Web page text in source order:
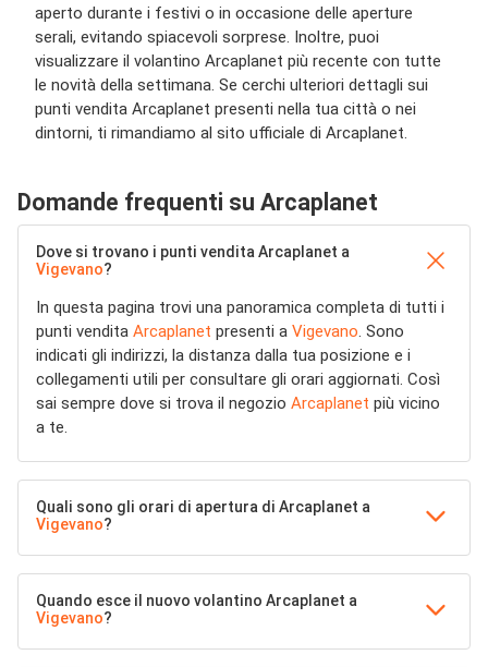
aperto durante i festivi o in occasione delle aperture
serali, evitando spiacevoli sorprese. Inoltre, puoi
visualizzare il volantino Arcaplanet più recente con tutte
le novità della settimana. Se cerchi ulteriori dettagli sui
punti vendita Arcaplanet presenti nella tua città o nei
dintorni, ti rimandiamo al sito ufficiale di Arcaplanet.
Domande frequenti su Arcaplanet
Dove si trovano i punti vendita Arcaplanet a
Vigevano?
In questa pagina trovi una panoramica completa di tutti i
punti vendita Arcaplanet presenti a Vigevano. Sono
indicati gli indirizzi, la distanza dalla tua posizione e i
collegamenti utili per consultare gli orari aggiornati. Così
sai sempre dove si trova il negozio Arcaplanet più vicino
a te.
Quali sono gli orari di apertura di Arcaplanet a
Vigevano?
Quando esce il nuovo volantino Arcaplanet a
Vigevano?